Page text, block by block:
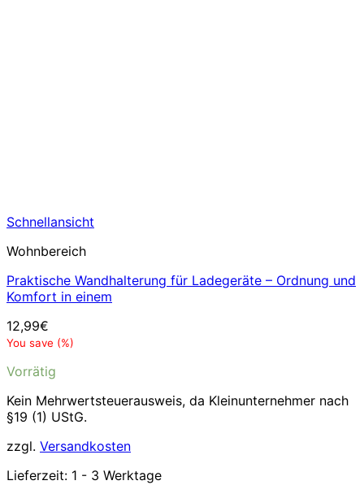
Schnellansicht
Wohnbereich
Praktische Wandhalterung für Ladegeräte – Ordnung und
Komfort in einem
12,99€
You save (%)
Vorrätig
Kein Mehrwertsteuerausweis, da Kleinunternehmer nach
§19 (1) UStG.
zzgl. Versandkosten
Lieferzeit: 1 - 3 Werktage